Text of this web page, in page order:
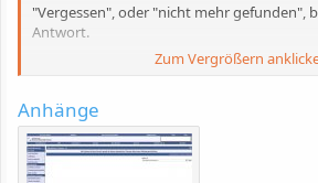
"Vergessen", oder "nicht mehr gefunden",
Antwort.
Über das eigene Profil und den Button
findet ihr Eure erstellten Themen.
Also vor dem Schreiben einfach mal
Zum Vergrößern
Anhänge